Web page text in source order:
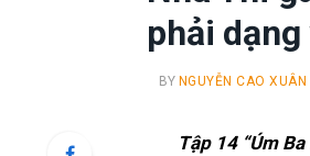
phải dạng
BY NGUYỄN CAO XUÂN
Tập 14 “Úm